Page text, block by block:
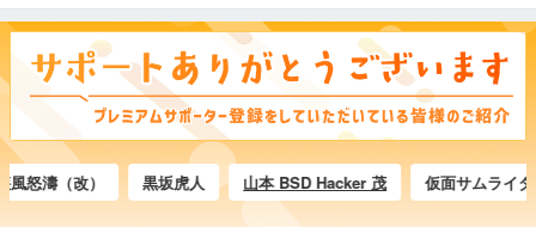
濤（改） 黒坂虎人 山本 BSD Hacker 茂 仮面サムライダー